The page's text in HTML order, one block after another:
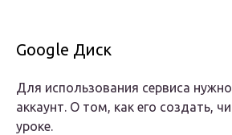
Google Диск
Для использования сервиса нужно
аккаунт. О том, как его создать,
уроке.